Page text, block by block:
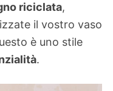
riciclata,
il vostro vaso
è uno stile
.